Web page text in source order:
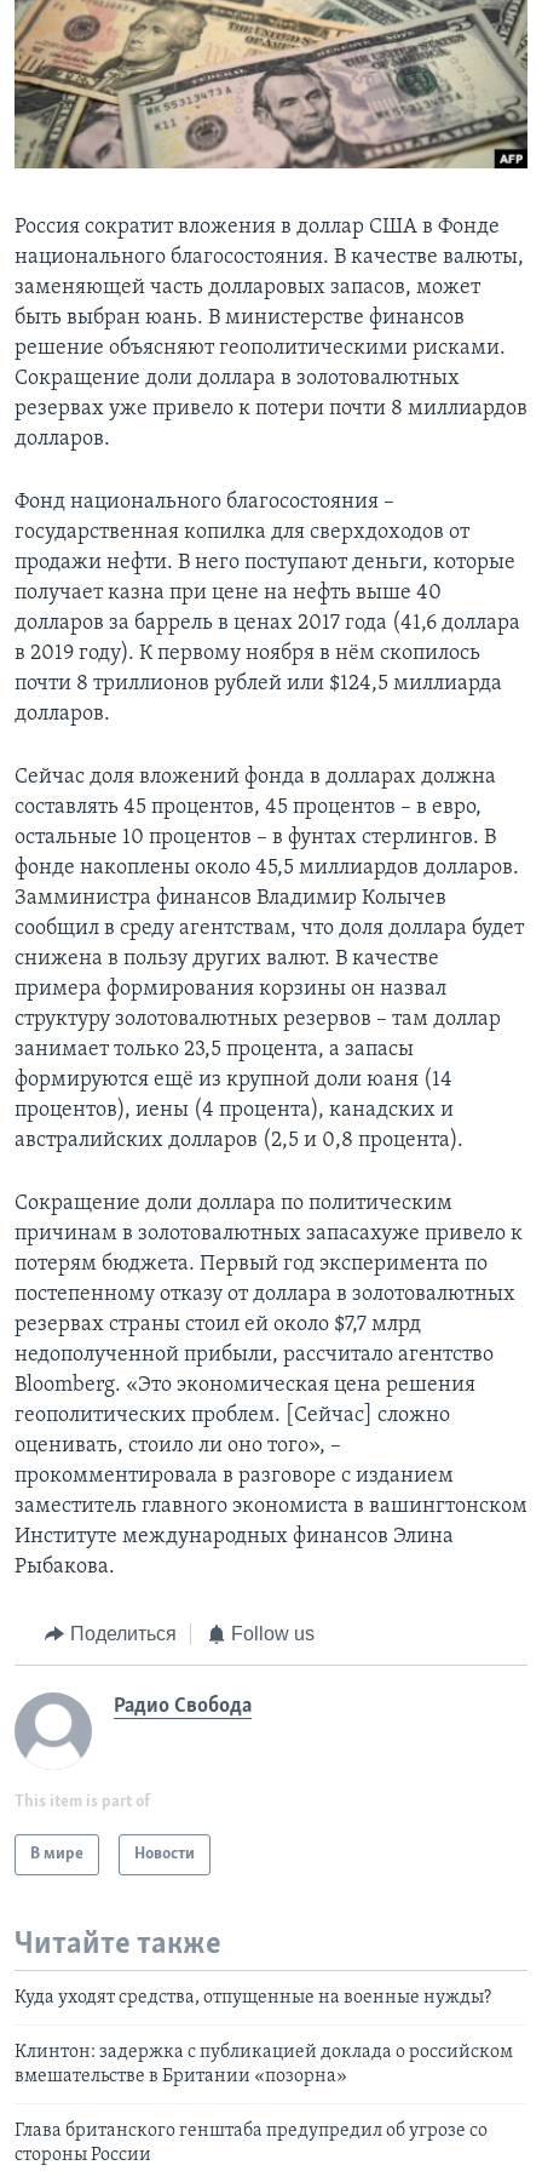
Learning English
СОЦИАЛЬНЫЕ СЕТИ
Языки
Россия сократит вложения в доллар США в Фонде
национального благосостояния. В качестве валюты,
заменяющей часть долларовых запасов, может
быть выбран юань. В министерстве финансов
решение объясняют геополитическими рисками.
Сокращение доли доллара в золотовалютных
резервах уже привело к потери почти 8 миллиардов
долларов.
Фонд национального благосостояния –
государственная копилка для сверхдоходов от
продажи нефти. В него поступают деньги, которые
получает казна при цене на нефть выше 40
долларов за баррель в ценах 2017 года (41,6 доллара
в 2019 году). К первому ноября в нём скопилось
почти 8 триллионов рублей или $124,5 миллиарда
долларов.
Сейчас доля вложений фонда в долларах должна
составлять 45 процентов, 45 процентов – в евро,
остальные 10 процентов – в фунтах стерлингов. В
фонде накоплены около 45,5 миллиардов долларов.
Замминистра финансов Владимир Колычев
сообщил в среду агентствам, что доля доллара будет
снижена в пользу других валют. В качестве
примера формирования корзины он назвал
структуру золотовалютных резервов – там доллар
занимает только 23,5 процента, а запасы
формируются ещё из крупной доли юаня (14
процентов), иены (4 процента), канадских и
австралийских долларов (2,5 и 0,8 процента).
Сокращение доли доллара по политическим
причинам в золотовалютных запасахуже привело к
потерям бюджета. Первый год эксперимента по
постепенному отказу от доллара в золотовалютных
резервах страны стоил ей около $7,7 млрд
недополученной прибыли, рассчитало агентство
Bloomberg. «Это экономическая цена решения
геополитических проблем. [Сейчас] cложно
оценивать, стоило ли оно того», –
прокомментировала в разговоре с изданием
заместитель главного экономиста в вашингтонском
Институте международных финансов Элина
Рыбакова.
Поделиться Follow us
Радио Свобода
This item is part of
В мире Новости
Читайте также
Куда уходят средства, отпущенные на военные нужды?
Клинтон: задержка с публикацией доклада о российском
вмешательстве в Британии «позорна»
Глава британского генштаба предупредил об угрозе со
стороны России